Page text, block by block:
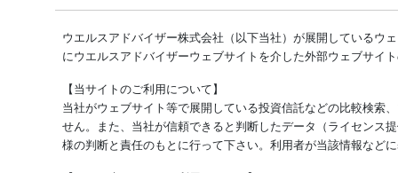
ウエルスアドバイザー株式会社（以下当社）が展開しているウ
にウエルスアドバイザーウェブサイトを介した外部ウェブサイ
【当サイトのご利用について】
当社がウェブサイト等で展開している投資信託などの比較検索
せん。また、当社が信頼できると判断したデータ（ライセンス
様の判断と責任のもとに行って下さい。利用者が当該情報など